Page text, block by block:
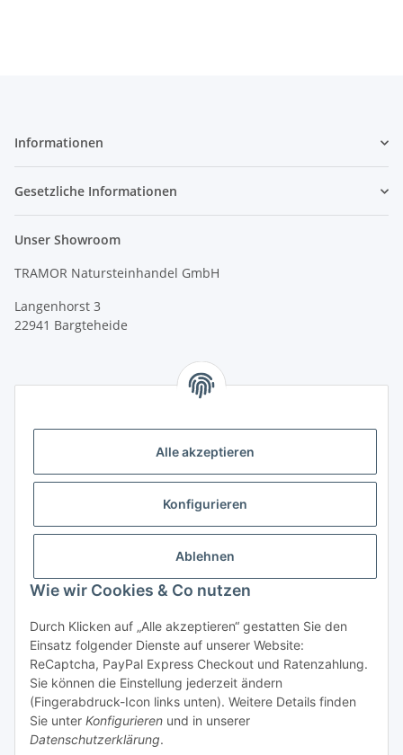
Alle akzeptieren
Konfigurieren
Ablehnen
Wie wir Cookies & Co nutzen
Durch Klicken auf „Alle akzeptieren“ gestatten Sie den
Einsatz folgender Dienste auf unserer Website:
ReCaptcha, PayPal Express Checkout und Ratenzahlung.
Sie können die Einstellung jederzeit ändern
(Fingerabdruck-Icon links unten). Weitere Details finden
Sie unter Konfigurieren und in unserer
Datenschutzerklärung.
Informationen
Gesetzliche Informationen
Unser Showroom
TRAMOR Natursteinhandel GmbH
Langenhorst 3
22941 Bargteheide
Mo - Fr: 10:00 - 16:30 Uhr
Samstag: 10:00 - 13:00 Uhr
* Alle Preise inkl. gesetzlicher USt., zzgl.